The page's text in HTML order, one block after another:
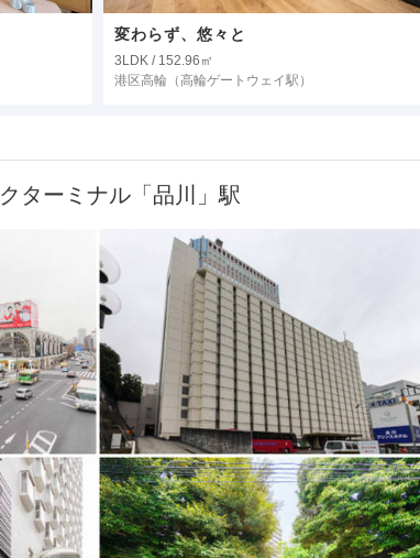
変わらず、悠々と
3LDK / 152.96㎡
港区高輪 （高輪ゲートウェイ駅）
ターミナル「品川」駅